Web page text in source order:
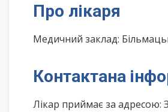
Про лікаря
Медичний заклад:
Контактана
Лікар приймає за